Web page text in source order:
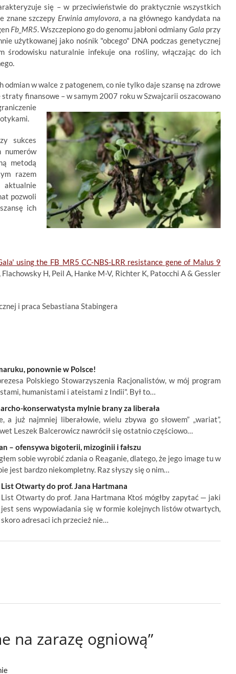
się – w przeciwieństwie do praktycznie wszystkich
znane szczepy Erwinia amylovora, a na głównego kandydata na
Fb_MR5. Wszczepiono go do genomu jabłoni odmianyGala przy
użytkowanej jako nośnik "obcego" DNA podczas genetycznej
naturalnie infekuje ona rośliny, włączając do ich
w walce z patogenem, co nie tylko daje szansę na zdrowe
finansowe – w samym 2007 roku w Szwajcarii oszacowano
sukces
numerów
metodą
razem
aktualnie
pozwoli
ich
using the FB_MR5 CC-NBS-LRR resistance gene of Malus 9
H, Peil A, Hanke M-V, Richter K, Patocchi A & Gessler
i praca Sebastiana Stabingera
ponownie w Polsce!
Polskiego Stowarzyszenia Racjonalistów, w mój program
humanistami i ateistami z Indii". Był to…
konserwatysta mylnie brany za liberała
już najmniej liberałowie, wielu zbywa go słowem” „wariat”,
Leszek Balcerowicz nawrócił się ostatnio częściowo…
– ofensywa bigoterii, mizoginii i fałszu
sobie wyrobić zdania o Reaganie, dlatego, że jego image tu w
jest bardzo niekompletny. Raz słyszy się o nim…
List Otwarty do prof. Jana Hartmana
List Otwarty do prof. Jana Hartmana Ktoś mógłby zapytać — jaki
jest sens wypowiadania się w formie kolejnych listów otwartych,
skoro adresaci ich przecież nie…
na zarazę ogniową”